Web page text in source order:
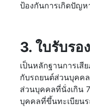
ป้องกันการเกิดปัญห
3. ใบรับรอ
เป็นหลักฐานการเสี
กับรถยนต์ส่วนบุคค
ส่วนบุคคลที่นั่งเกิน
บุคคลที่ขึ้นทะเบียน